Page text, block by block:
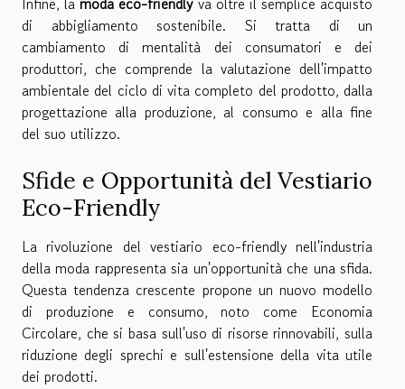
di abbigliamento sostenibile. Si tratta di un
cambiamento di mentalità dei consumatori e dei
produttori, che comprende la valutazione dell'impatto
ambientale del ciclo di vita completo del prodotto, dalla
progettazione alla produzione, al consumo e alla fine
del suo utilizzo.
Sfide e Opportunità del Vestiario
Eco-Friendly
La rivoluzione del vestiario eco-friendly nell'industria
della moda rappresenta sia un'opportunità che una sfida.
Questa tendenza crescente propone un nuovo modello
di produzione e consumo, noto come Economia
Circolare, che si basa sull'uso di risorse rinnovabili, sulla
riduzione degli sprechi e sull'estensione della vita utile
dei prodotti.